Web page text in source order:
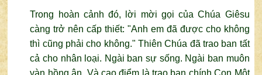
Trong hoàn cảnh đó, lời mời gọi của Chúa Giêsu
càng trở nên cấp thiết: "Anh em đã được cho không
thì cũng phải cho không." Thiên Chúa đã trao ban tất
cả cho nhân loại. Ngài ban sự sống. Ngài ban muôn